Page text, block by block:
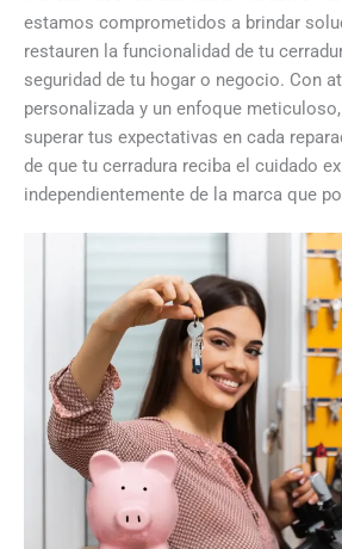
estamos comprometidos a brindar
restauren la funcionalidad de tu
seguridad de tu hogar o negocio. Con
personalizada y un enfoque
superar tus expectativas en cada
de que tu cerradura reciba el cuidado
independientemente de la marca que